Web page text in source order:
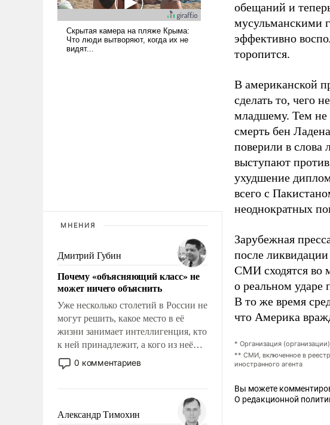
МНЕНИЯ
Дмитрий Губин
Почему «объясняющий класс» не
может ничего объяснить
Уже несколько столетий в России не
могут решить, какое место в её
жизни занимает интеллигенция, кто
к ней принадлежит, а кого из неё
исключили с правом
восстановления и без оного. И чем
казалось, что эти вопросы решены
0 комментариев
Александр Тимохин
обещаний и
мусульманскими
эффективно
торопится.
В американской
сделать то, чего
младшему. Тем не
смерть бен
поверили в
выступают
ухудшение
всего с
неоднократных
Зарубежная
после
СМИ сходятся во
о реальном
В то же время
что Америка
* Организация
** СМИ, включенное в
иностранного агента
Вы можете
О редакционной